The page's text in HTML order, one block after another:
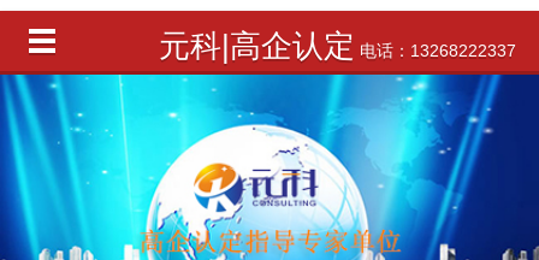
元科|高企认定 电话：13268222337